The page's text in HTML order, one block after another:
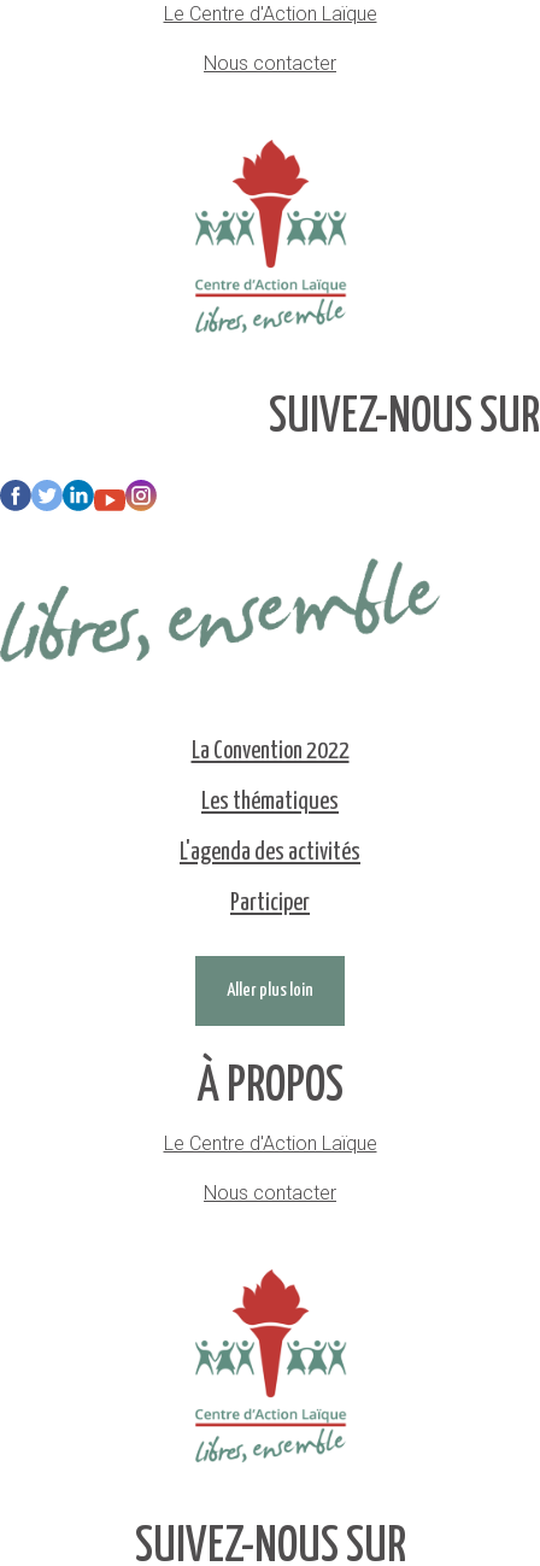
Le Centre d'Action Laïque
Nous contacter
SUIVEZ-NOUS SUR
La Convention 2022
Les thématiques
L'agenda des activités
Participer
Aller plus loin
À PROPOS
Le Centre d'Action Laïque
Nous contacter
SUIVEZ-NOUS SUR